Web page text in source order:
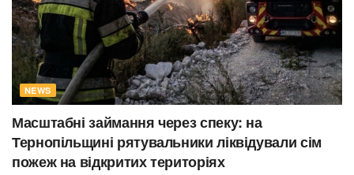
NEWS
Масштабні займання через спеку: на
Тернопільщині рятувальники ліквідували сім
пожеж на відкритих територіях